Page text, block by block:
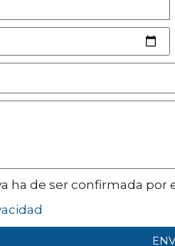
ha de ser confirmada por